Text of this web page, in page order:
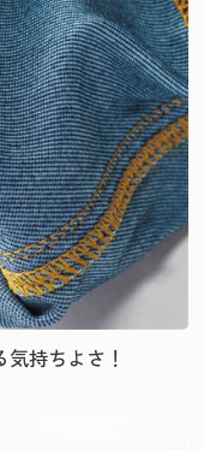
持ちよさ！